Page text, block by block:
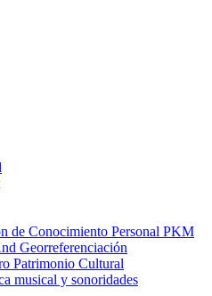
de Conocimiento Personal PKM
Georreferenciación
Patrimonio Cultural
musical y sonoridades